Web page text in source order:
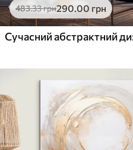
483.33грн290.00 грн